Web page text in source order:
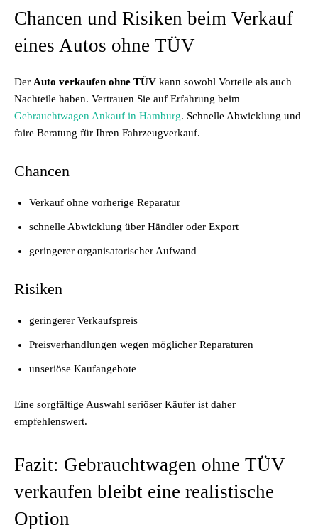
Chancen und Risiken beim Verkauf
eines Autos ohne TÜV
Der Auto verkaufen ohne TÜV kann sowohl Vorteile als auch
Nachteile haben. Vertrauen Sie auf Erfahrung beim
Gebrauchtwagen Ankauf in Hamburg. Schnelle Abwicklung und
faire Beratung für Ihren Fahrzeugverkauf.
Chancen
Verkauf ohne vorherige Reparatur
schnelle Abwicklung über Händler oder Export
geringerer organisatorischer Aufwand
Risiken
geringerer Verkaufspreis
Preisverhandlungen wegen möglicher Reparaturen
unseriöse Kaufangebote
Eine sorgfältige Auswahl seriöser Käufer ist daher
empfehlenswert.
Fazit: Gebrauchtwagen ohne TÜV
verkaufen bleibt eine realistische
Option